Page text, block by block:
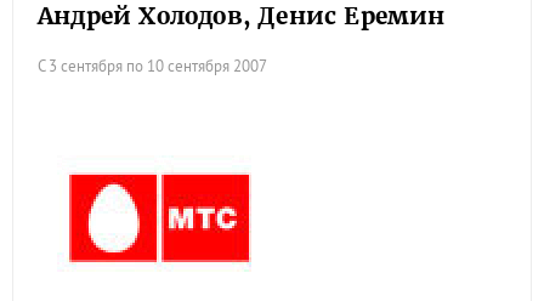
Андрей Холодов, Денис Еремин
С 3 сентября по 10 сентября 2007